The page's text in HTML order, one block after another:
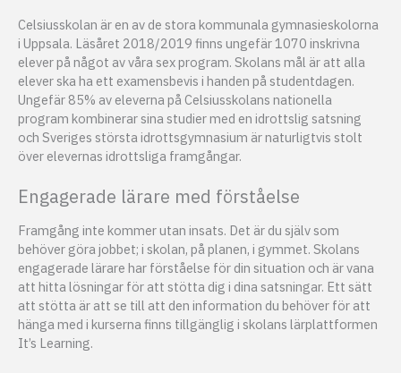
Celsiusskolan är en av de stora kommunala gymnasieskolorna
i Uppsala. Läsåret 2018/2019 finns ungefär 1070 inskrivna
elever på något av våra sex program. Skolans mål är att alla
elever ska ha ett examensbevis i handen på studentdagen.
Ungefär 85% av eleverna på Celsiusskolans nationella
program kombinerar sina studier med en idrottslig satsning
och Sveriges största idrottsgymnasium är naturligtvis stolt
över elevernas idrottsliga framgångar.
Engagerade lärare med förståelse
Framgång inte kommer utan insats. Det är du själv som
behöver göra jobbet; i skolan, på planen, i gymmet. Skolans
engagerade lärare har förståelse för din situation och är vana
att hitta lösningar för att stötta dig i dina satsningar. Ett sätt
att stötta är att se till att den information du behöver för att
hänga med i kurserna finns tillgänglig i skolans lärplattformen
It’s Learning.